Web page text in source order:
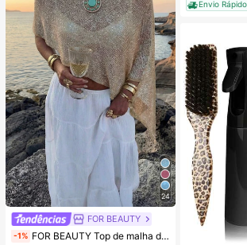
24
FOR BEAUTY
-1% FOR BEAUTY Top de malha de verão para mulher, estilo casual, xale solto liso dourado, estilo boémio, adequado para praia e férias, roupa de resort
Envio Rápido